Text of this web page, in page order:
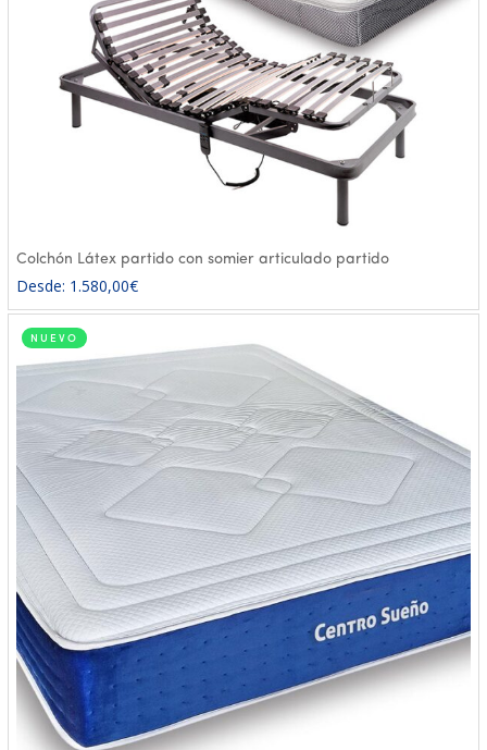
Colchón Látex partido con somier articulado partido
Desde: 1.580,00€
NUEVO